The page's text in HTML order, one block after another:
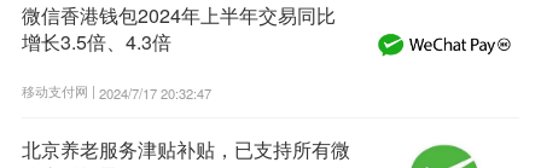
微信香港钱包2024年上半年交易同比
增长3.5倍、4.3倍
移动支付网 | 2024/7/17 20:32:47
北京养老服务津贴补贴，已支持所有微